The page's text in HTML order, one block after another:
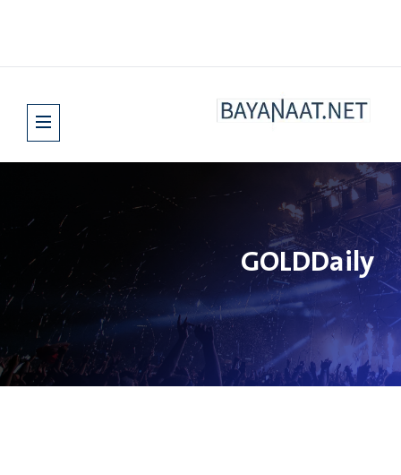
GOLDDaily